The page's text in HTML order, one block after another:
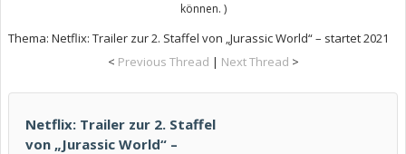
können. )
Thema: Netflix: Trailer zur 2. Staffel von „Jurassic World“ – startet 2021
< Previous Thread | Next Thread >
Netflix: Trailer zur 2. Staffel
von „Jurassic World“ –